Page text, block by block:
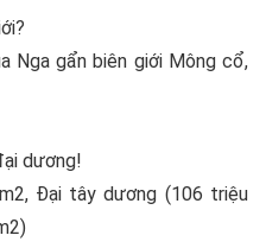
Nga gẩn biên giới Mông cổ,
dương!
Đại tây dương (106 triệu